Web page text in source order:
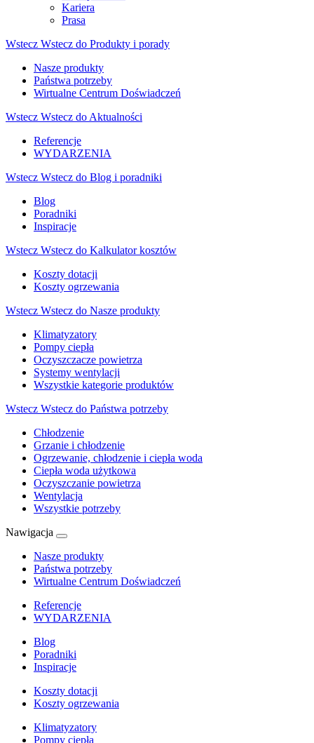
Kariera
Prasa
Wstecz Wstecz do Produkty i porady
Nasze produkty
Państwa potrzeby
Wirtualne Centrum Doświadczeń
Wstecz Wstecz do Aktualności
Referencje
WYDARZENIA
Wstecz Wstecz do Blog i poradniki
Blog
Poradniki
Inspiracje
Wstecz Wstecz do Kalkulator kosztów
Koszty dotacji
Koszty ogrzewania
Wstecz Wstecz do Nasze produkty
Klimatyzatory
Pompy ciepła
Oczyszczacze powietrza
Systemy wentylacji
Wszystkie kategorie produktów
Wstecz Wstecz do Państwa potrzeby
Chłodzenie
Grzanie i chłodzenie
Ogrzewanie, chłodzenie i ciepła woda
Ciepła woda użytkowa
Oczyszczanie powietrza
Wentylacja
Wszystkie potrzeby
Nawigacja
Nasze produkty
Państwa potrzeby
Wirtualne Centrum Doświadczeń
Referencje
WYDARZENIA
Blog
Poradniki
Inspiracje
Koszty dotacji
Koszty ogrzewania
Klimatyzatory
Pompy ciepła